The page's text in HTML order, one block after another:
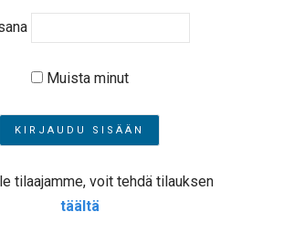
Muista minut
tilaajamme, voit tehdä tilauksen
täältä